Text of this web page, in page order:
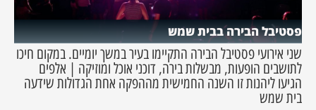
פסטיבל הבירה בבית שמש
שני אירועי פסטיבל הבירה התקיימו בעיר במשך יומיים. במקום חיכו
לתושבים הופעות, מבשלות בירה, דוכני אוכל ומוזיקה | אלפים
הגיעו ליהנות זו השנה החמישית מההפקה אחת הגדולות שידעה
בית שמש